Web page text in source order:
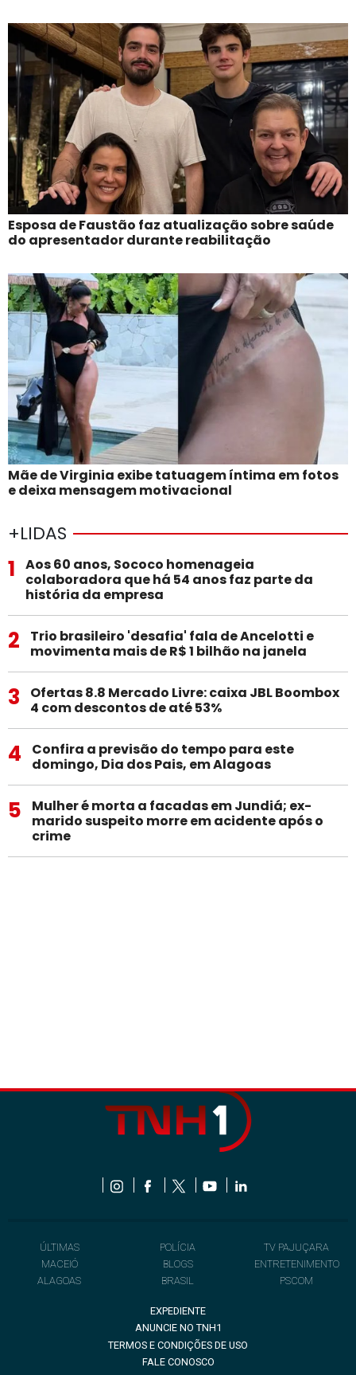
Esposa de Faustão faz atualização sobre saúde
do apresentador durante reabilitação
Mãe de Virginia exibe tatuagem íntima em fotos
e deixa mensagem motivacional
+LIDAS
1
Aos 60 anos, Sococo homenageia
colaboradora que há 54 anos faz parte da
história da empresa
2
Trio brasileiro 'desafia' fala de Ancelotti e
movimenta mais de R$ 1 bilhão na janela
3
Ofertas 8.8 Mercado Livre: caixa JBL Boombox
4 com descontos de até 53%
4
Confira a previsão do tempo para este
domingo, Dia dos Pais, em Alagoas
5
Mulher é morta a facadas em Jundiá; ex-
marido suspeito morre em acidente após o
crime
ÚLTIMAS
MACEIÓ
ALAGOAS
POLÍCIA
BLOGS
BRASIL
TV PAJUÇARA
ENTRETENIMENTO
PSCOM
EXPEDIENTE
ANUNCIE NO TNH1
TERMOS E CONDIÇÕES DE USO
FALE CONOSCO